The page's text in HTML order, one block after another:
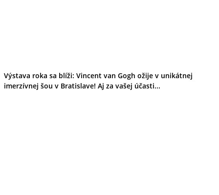
Výstava roka sa blíži: Vincent van Gogh ožije v unikátnej
imerzívnej šou v Bratislave! Aj za vašej účasti...